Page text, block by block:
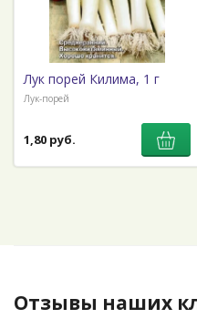
Лук порей Килима, 1 г
Лук-порей
1,80 руб.
Отзывы наших